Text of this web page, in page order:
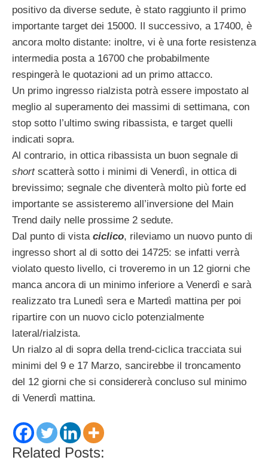
positivo da diverse sedute, è stato raggiunto il primo
importante target dei 15000. Il successivo, a 17400, è
ancora molto distante: inoltre, vi è una forte resistenza
intermedia posta a 16700 che probabilmente
respingerà le quotazioni ad un primo attacco.
Un primo ingresso rialzista potrà essere impostato al
meglio al superamento dei massimi di settimana, con
stop sotto l’ultimo swing ribassista, e target quelli
indicati sopra.
Al contrario, in ottica ribassista un buon segnale di
shortscatterà sotto i minimi di Venerdì, in ottica di
brevissimo; segnale che diventerà molto più forte ed
importante se assisteremo all’inversione del Main
Trend daily nelle prossime 2 sedute.
Dal punto di vista ciclico, rileviamo un nuovo punto di
ingresso short al di sotto dei 14725: se infatti verrà
violato questo livello, ci troveremo in un 12 giorni che
manca ancora di un minimo inferiore a Venerdì e sarà
realizzato tra Lunedì sera e Martedì mattina per poi
ripartire con un nuovo ciclo potenzialmente
lateral/rialzista.
Un rialzo al di sopra della trend-ciclica tracciata sui
minimi del 9 e 17 Marzo, sancirebbe il troncamento
del 12 giorni che si considererà concluso sul minimo
di Venerdì mattina.
Related Posts: